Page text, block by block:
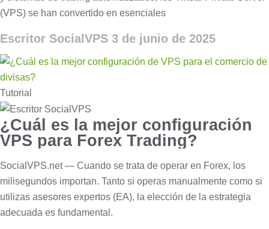
(VPS) se han convertido en esenciales
Escritor SocialVPS 3 de junio de 2025
Tutorial
¿Cuál es la mejor configuración
VPS para Forex Trading?
SocialVPS.net — Cuando se trata de operar en Forex, los
milisegundos importan. Tanto si operas manualmente como si
utilizas asesores expertos (EA), la elección de la estrategia
adecuada es fundamental.